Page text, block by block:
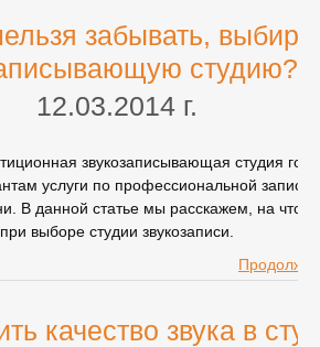
забывать,
студию?
12.03.2014 г.
звукозаписывающая студия
услуги по профессиональной записи
В данной статье мы расскажем, на что
выборе студии звукозаписи.
качество звука в